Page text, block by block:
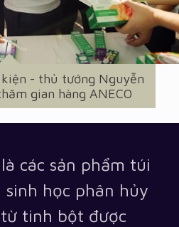
- thủ tướng Nguyễn
gian hàng ANECO
các sản phẩm túi
học phân hủy
tinh bột được